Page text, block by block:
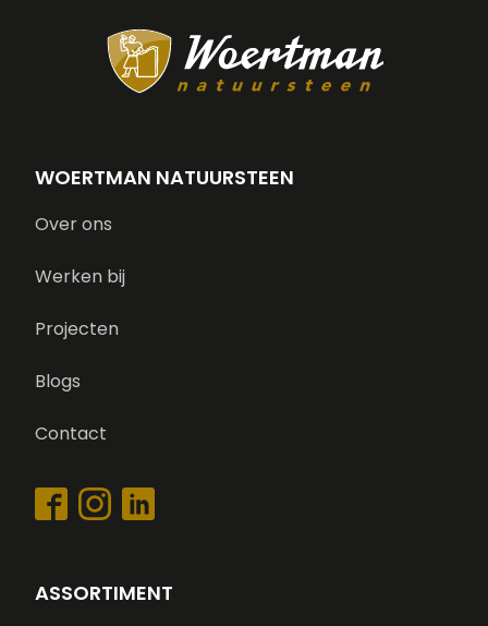
WOERTMAN NATUURSTEEN
Over ons
Werken bij
Projecten
Blogs
Contact
ASSORTIMENT